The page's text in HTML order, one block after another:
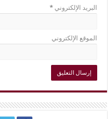
البريد الإلكتروني*
الموقع الإلكتروني